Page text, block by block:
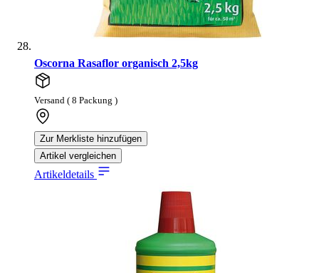
Oscorna Rasaflor organisch 2,5kg
Versand ( 8 Packung )
Zur Merkliste hinzufügen
Artikel vergleichen
Artikeldetails